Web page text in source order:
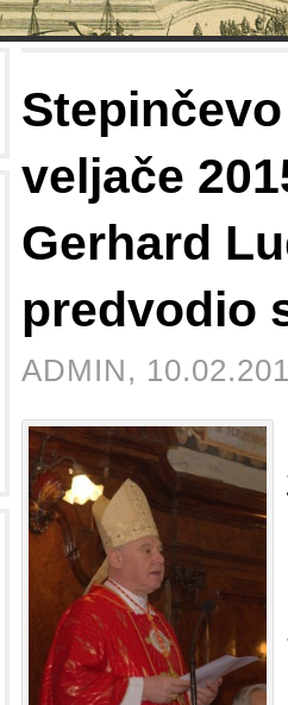
veljače
Gerhard
predvodio
ADMIN,